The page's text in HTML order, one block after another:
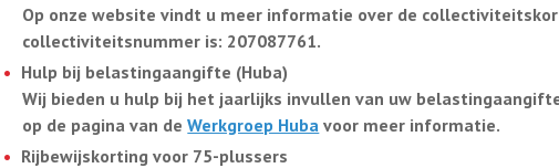
Op onze website vindt u meer informatie over de
collectiviteitsnummer is: 207087761.
Hulp bij belastingaangifte (Huba)
Wij bieden u hulp bij het jaarlijks invullen van uw
op de pagina van deWerkgroep Huba voor meer informatie.
Rijbewijskorting voor 75-plussers